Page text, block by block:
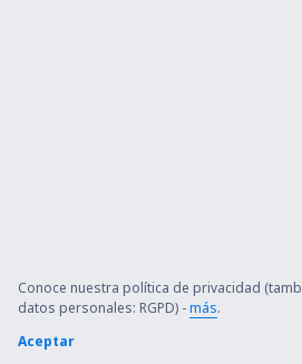
Conoce nuestra política de privacidad
datos personales: RGPD) -más.
Aceptar